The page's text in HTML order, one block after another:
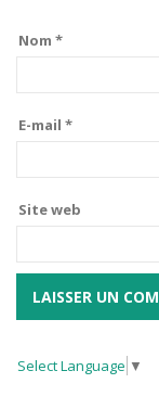
Nom *
E-mail *
Site web
Select Language ▼